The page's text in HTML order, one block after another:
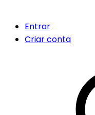
Entrar
Criar conta